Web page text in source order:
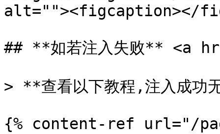
alt=""><figcaption></
## **如若注入失败** <a
> **查看以下教程,注入成功
{% content-ref url="/